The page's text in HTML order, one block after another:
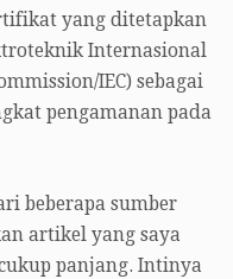
yang ditetapkan
Internasional
IEC) sebagai
pengamanan pada
beberapa sumber
artikel yang saya
panjang. Intinya